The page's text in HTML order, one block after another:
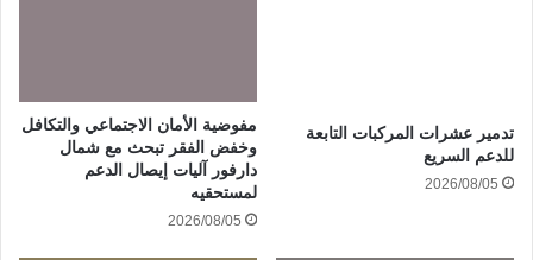
تدمير عشرات المركبات التابعة
للدعم السريع
2026/08/05
مفوضية الأمان الاجتماعي والتكافل
وخفض الفقر تبحث مع شمال
دارفور آليات إيصال الدعم
لمستحقيه
2026/08/05